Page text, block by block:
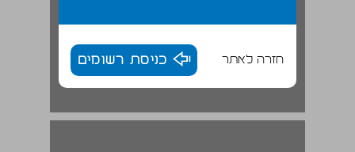
חזרה לאתר כניסת רשומים